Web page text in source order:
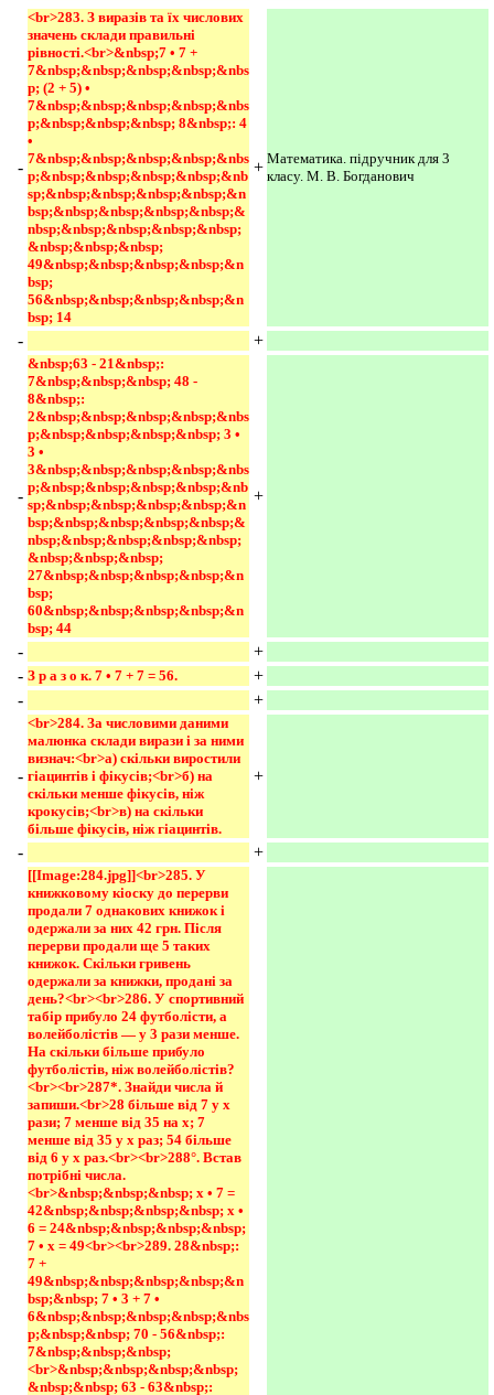
-
<br>283. З виразів та їх числових
значень склади правильні
рівності.<br>&nbsp;7 • 7 +
7&nbsp;&nbsp;&nbsp;&nbsp;&nbs
p; (2 + 5) •
7&nbsp;&nbsp;&nbsp;&nbsp;&nbs
p;&nbsp;&nbsp;&nbsp; 8&nbsp;: 4
•
7&nbsp;&nbsp;&nbsp;&nbsp;&nbs
p;&nbsp;&nbsp;&nbsp;&nbsp;&nb
sp;&nbsp;&nbsp;&nbsp;&nbsp;&n
bsp;&nbsp;&nbsp;&nbsp;&nbsp;&
nbsp;&nbsp;&nbsp;&nbsp;&nbsp;
&nbsp;&nbsp;&nbsp;
49&nbsp;&nbsp;&nbsp;&nbsp;&n
bsp;
56&nbsp;&nbsp;&nbsp;&nbsp;&n
bsp; 14
+ Математика. підручник для 3
класу. М. В. Богданович
- +
-
&nbsp;63 - 21&nbsp;:
7&nbsp;&nbsp;&nbsp; 48 -
8&nbsp;:
2&nbsp;&nbsp;&nbsp;&nbsp;&nbs
p;&nbsp;&nbsp;&nbsp;&nbsp; 3 •
3 •
3&nbsp;&nbsp;&nbsp;&nbsp;&nbs
p;&nbsp;&nbsp;&nbsp;&nbsp;&nb
sp;&nbsp;&nbsp;&nbsp;&nbsp;&n
bsp;&nbsp;&nbsp;&nbsp;&nbsp;&
nbsp;&nbsp;&nbsp;&nbsp;&nbsp;
&nbsp;&nbsp;&nbsp;
27&nbsp;&nbsp;&nbsp;&nbsp;&n
bsp;
60&nbsp;&nbsp;&nbsp;&nbsp;&n
bsp; 44
+
-
+
- З р а з о к. 7 • 7 + 7 = 56.
+
-
+
-
<br>284. За числовими даними
малюнка склади вирази і за ними
визнач:<br>а) скільки виростили
гіацинтів і фікусів;<br>б) на
скільки менше фікусів, ніж
крокусів;<br>в) на скільки
більше фікусів, ніж гіацинтів.
+
- +
[[Image:284.jpg]]<br>285. У
книжковому кіоску до перерви
продали 7 однакових книжок і
одержали за них 42 грн. Після
перерви продали ще 5 таких
книжок. Скільки гривень
одержали за книжки, продані за
день?<br><br>286. У спортивний
табір прибуло 24 футболісти, а
волейболістів — у 3 рази менше.
На скільки більше прибуло
футболістів, ніж волейболістів?
<br><br>287*. Знайди числа й
запиши.<br>28 більше від 7 у х
рази; 7 менше від 35 на х; 7
менше від 35 у х раз; 54 більше
від 6 у х раз.<br><br>288°. Встав
потрібні числа.
<br>&nbsp;&nbsp;&nbsp; х • 7 =
42&nbsp;&nbsp;&nbsp;&nbsp; х •
6 = 24&nbsp;&nbsp;&nbsp;&nbsp;
7 • х = 49<br><br>289. 28&nbsp;:
7 +
49&nbsp;&nbsp;&nbsp;&nbsp;&n
bsp;&nbsp; 7 • 3 + 7 •
6&nbsp;&nbsp;&nbsp;&nbsp;&nbs
p;&nbsp;&nbsp; 70 - 56&nbsp;:
7&nbsp;&nbsp;&nbsp;
<br>&nbsp;&nbsp;&nbsp;&nbsp;
&nbsp;&nbsp; 63 - 63&nbsp;: